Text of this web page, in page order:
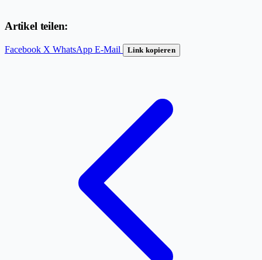
Artikel teilen:
Facebook X WhatsApp E-Mail Link kopieren